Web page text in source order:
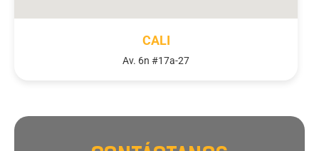
CALI
Av. 6n #17a-27